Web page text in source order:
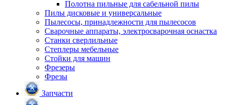
Полотна пильные для сабельной пилы
Пилы дисковые и универсальные
Пылесосы, принадлежности для пылесосов
Сварочные аппараты, электросварочная оснастка
Станки сверлильные
Степлеры мебельные
Стойки для машин
Фрезеры
Фрезы
Запчасти